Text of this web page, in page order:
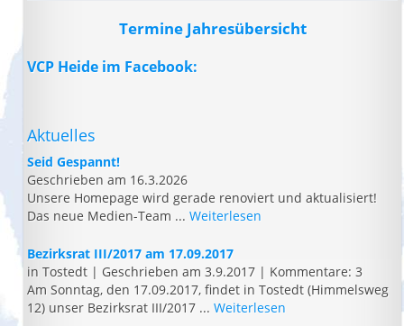
Termine Jahresübersicht
VCP Heide im Facebook:
Aktuelles
Seid Gespannt!
Geschrieben am 16.3.2026
Unsere Homepage wird gerade renoviert und aktualisiert!
Das neue Medien-Team ... Weiterlesen
Bezirksrat III/2017 am 17.09.2017
in Tostedt | Geschrieben am 3.9.2017 | Kommentare: 3
Am Sonntag, den 17.09.2017, findet in Tostedt (Himmelsweg
12) unser Bezirksrat III/2017 ... Weiterlesen